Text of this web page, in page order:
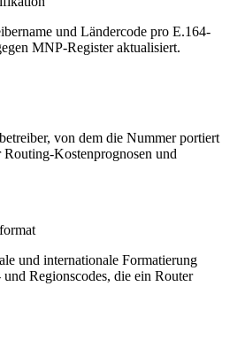
und Ländercode pro E.164-
MNP-Register aktualisiert.
von dem die Nummer portiert
Kostenprognosen und
und internationale Formatierung
Regionscodes, die ein Router